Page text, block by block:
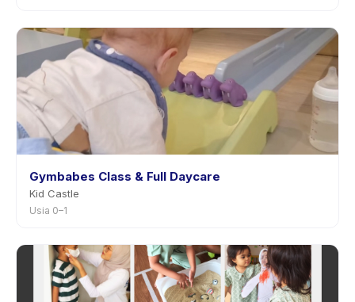
Gymbabes Class & Full Daycare
Kid Castle
Usia 0–1